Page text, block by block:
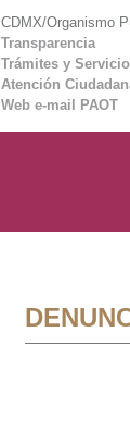
CDMX/Organismo
Transparencia
Trámites y
Atención
Web e-mail PAOT